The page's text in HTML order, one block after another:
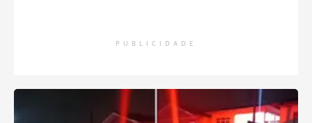
PUBLICIDADE